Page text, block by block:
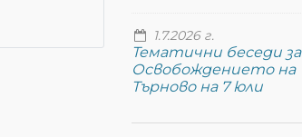
1.7.2026 г.
Тематични беседи за
Освобождението на
Търново на 7 юли